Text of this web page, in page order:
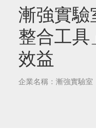
漸強實驗
整合工具
效益
企業名稱：漸強實驗室